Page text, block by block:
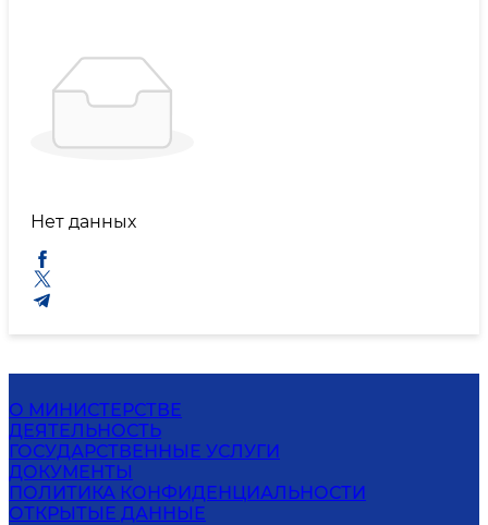
Нет данных
О МИНИСТЕРСТВЕ
ДЕЯТЕЛЬНОСТЬ
ГОСУДАРСТВЕННЫЕ УСЛУГИ
ДОКУМЕНТЫ
ПОЛИТИКА КОНФИДЕНЦИАЛЬНОСТИ
ОТКРЫТЫЕ ДАННЫЕ